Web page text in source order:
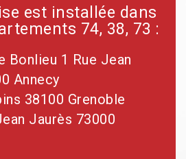
est installée dans
74, 38, 73 :
Bonlieu 1 Rue Jean
Annecy
38100 Grenoble
Jaurès 73000